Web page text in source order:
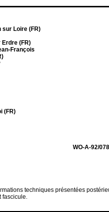
sur Loire (FR)
Erdre (FR)
François
(FR)
WO-A-92/
techniques présentées
fascicule.